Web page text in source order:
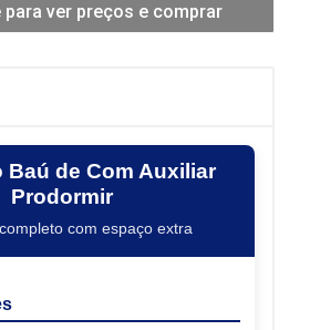
ver preços e comprar
Baú de Com Auxiliar
Prodormir
com espaço extra